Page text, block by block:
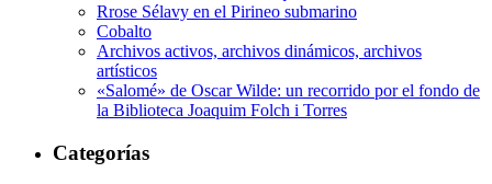
Rrose Sélavy en el Pirineo submarino
Cobalto
Archivos activos, archivos dinámicos, archivos
artísticos
«Salomé» de Oscar Wilde: un recorrido por el fondo de
la Biblioteca Joaquim Folch i Torres
Categorías